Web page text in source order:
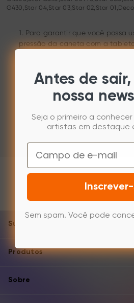
G430,Star 04,Star 03,Star 02,Star 01,Deco
1. Para garantir que você possa
pressão da caneta com a
2. Abra o GIMP e defina
caneta passiva.
Suporte e Ajuda
Produtos
Sobre
Antes de
nossa
Seja o primeiro a
artistas em destaque
Email
Sem spam. Você pode